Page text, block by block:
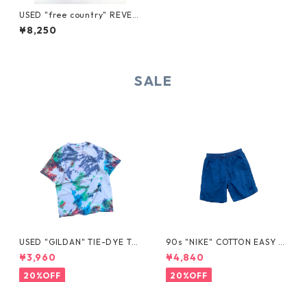
USED "free country" REVER
SIBLE VEST
¥8,250
SALE
USED "GILDAN" TIE-DYE TE
E
¥3,960
20%OFF
90s "NIKE" COTTON EASY S
HORTS
¥4,840
20%OFF